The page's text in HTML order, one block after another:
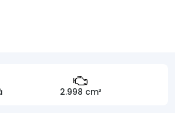
2.998 cm³